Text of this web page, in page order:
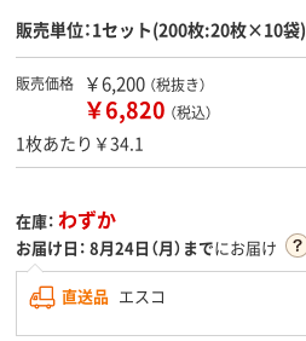
販売単位：1セット(200枚:20枚×10袋)
販売価格 ￥6,200 （税抜き）
￥6,820 （税込）
1枚あたり￥34.1
在庫： わずか
お届け日： 8月24日（月）までにお届け
直送品 エスコ